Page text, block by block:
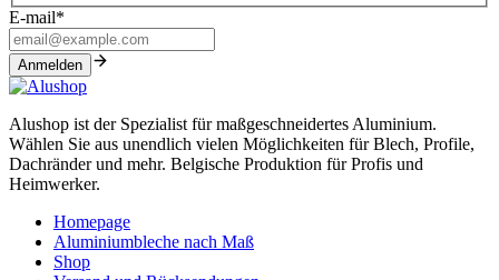
E-mail*
Alushop ist der Spezialist für maßgeschneidertes Aluminium.
Wählen Sie aus unendlich vielen Möglichkeiten für Blech, Profile,
Dachränder und mehr. Belgische Produktion für Profis und
Heimwerker.
Homepage
Aluminiumbleche nach Maß
Shop